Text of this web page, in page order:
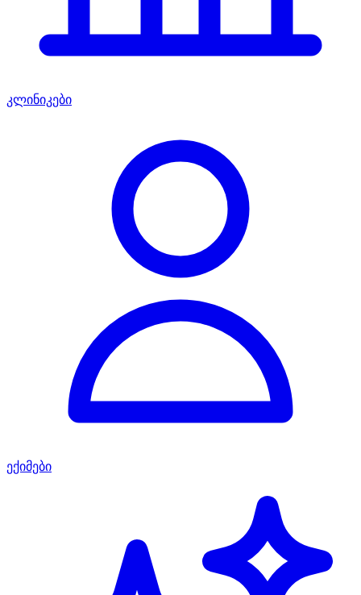
კლინიკები
ექიმები